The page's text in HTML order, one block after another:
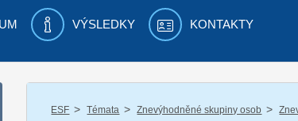
VÝSLEDKY KONTAKTY
ESF / Témata / Znevýhodněné skupiny osob /